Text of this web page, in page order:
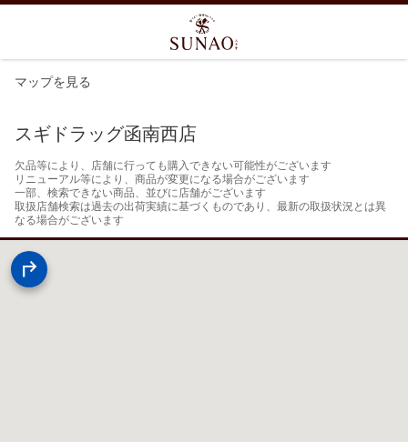
マップを見る
スギドラッグ函南西店
欠品等により、店舗に行っても購入できない可能性がございます
リニューアル等により、商品が変更になる場合がございます
一部、検索できない商品、並びに店舗がございます
取扱店舗検索は過去の出荷実績に基づくものであり、最新の取扱状況とは異
なる場合がございます